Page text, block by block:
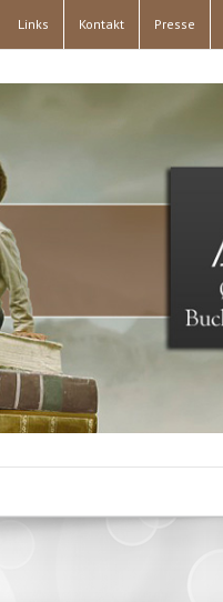
Links Kontakt Presse